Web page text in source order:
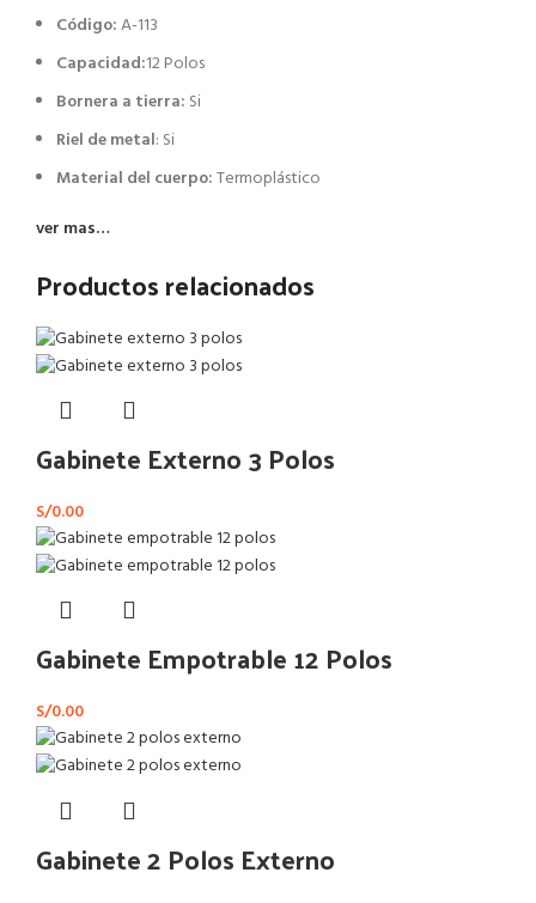
Código:A-113
Capacidad:12 Polos
Bornera a tierra: Si
Riel de metal: Si
Material del cuerpo:Termoplástico
ver mas…
Productos relacionados
Gabinete Externo 3 Polos
S/0.00
Gabinete Empotrable 12 Polos
S/0.00
Gabinete 2 Polos Externo